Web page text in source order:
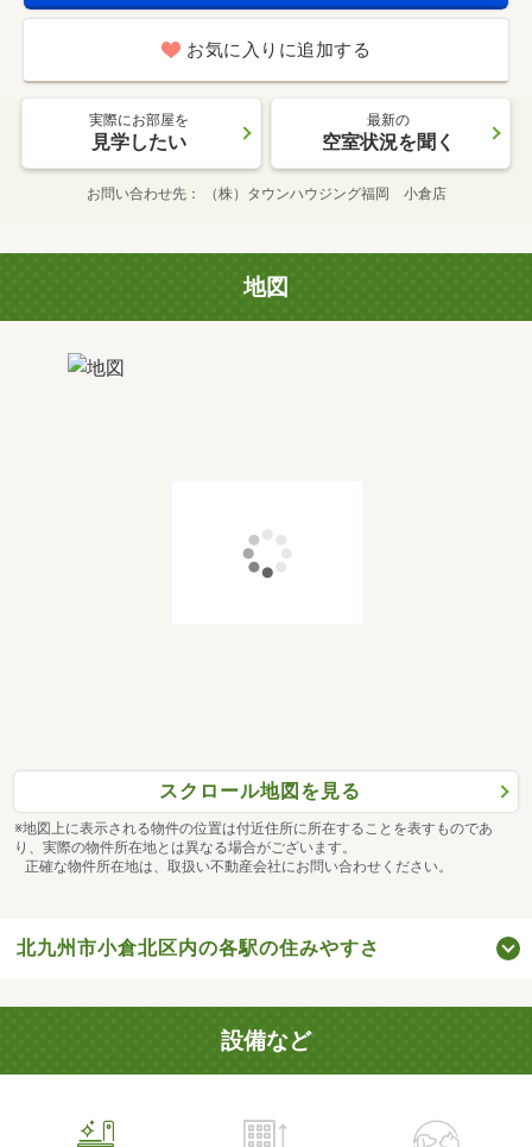
お気に入りに追加する
実際にお部屋を
見学したい
最新の
空室状況を聞く
お問い合わせ先 （株）タウンハウジング福岡 小倉店
地図
スクロール地図を見る
※地図上に表示される物件の位置は付近住所に所在することを表すものであ
り、実際の物件所在地とは異なる場合がございます。
正確な物件所在地は、取扱い不動産会社にお問い合わせください。
北九州市小倉北区内の各駅の住みやすさ
設備など